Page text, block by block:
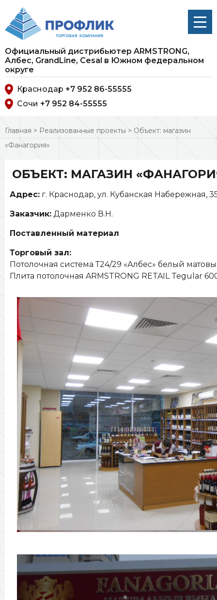
Официальный дистрибьютер ARMSTRONG,
Албес, GrandLine, Cesal в Южном федеральном
округе
Краснодар +7 952 86-55555
Сочи +7 952 84-55555
Главная > Реализованные проекты > Объект: магазин
«Фанагория»
ОБЪЕКТ: МАГАЗИН
Адрес: г. Краснодар, ул. Кубанская Набережная,
Заказчик: Дарменко В.Н.
Поставленный материал
Торговый зал:
Потолочная система Т24/29 «Албес» белый
Плита потолочная ARMSTRONG RETAIL Tegular